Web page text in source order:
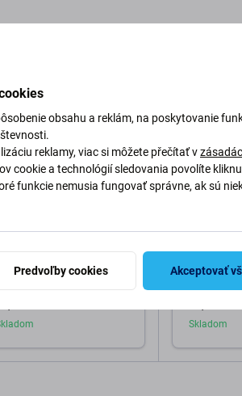
čierna
SBS
iPhone 17
Skladom
obsahu a reklám, na poskytovanie
reklamy, viac si môžete přečítať v
cookie a technológií sledovania povolíte
funkcie nemusia fungovať správne, ak sú
Predvoľby cookies Akceptovať